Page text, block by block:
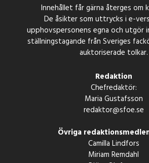
Innehållet får gärna återges om
De åsikter som uttrycks i e-
upphovspersonens egna och
ställningstagande från Sveriges
auktoriserade tolkar.
Redaktion
Chefredaktör:
Maria Gustafsson
redaktor@sfoe.se
Övriga
Camilla Lindfors
Miriam Remdahl